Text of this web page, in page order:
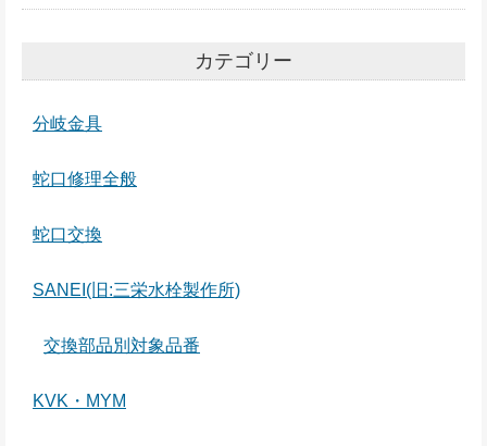
カテゴリー
分岐金具
蛇口修理全般
蛇口交換
SANEI(旧:三栄水栓製作所)
交換部品別対象品番
KVK・MYM